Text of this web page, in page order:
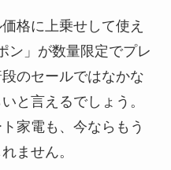
格に上乗せして使え
ン」が数量限定でプレ
のセールではなかな
と言えるでしょう。
家電も、今ならもう
ません。